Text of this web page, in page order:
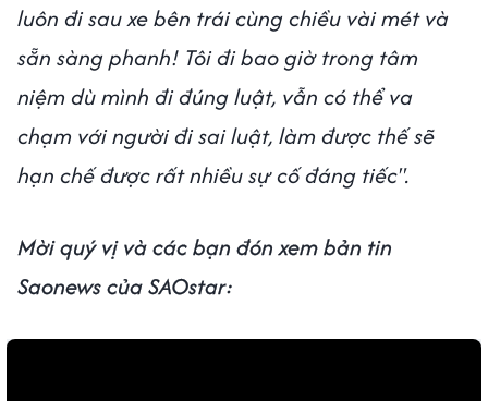
luôn đi sau xe bên trái cùng chiều vài mét và
sẵn sàng phanh! Tôi đi bao giờ trong tâm
niệm dù mình đi đúng luật, vẫn có thể va
chạm với người đi sai luật, làm được thế sẽ
hạn chế được rất nhiều sự cố đáng tiếc".
Mời quý vị và các bạn đón xem bản tin
Saonews của SAOstar: